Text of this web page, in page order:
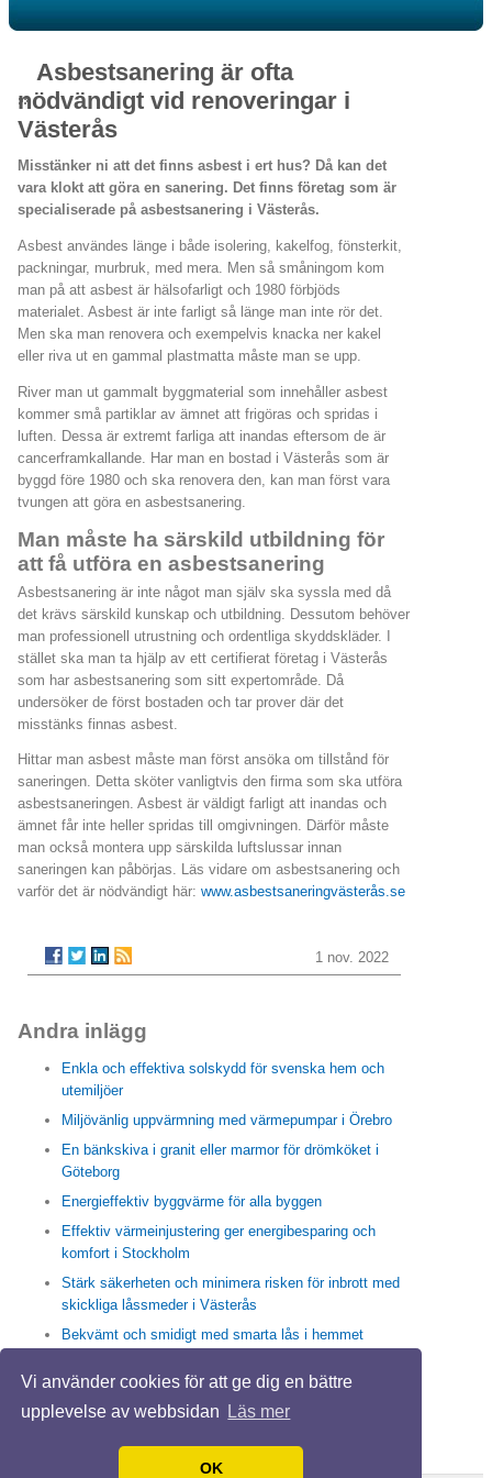
Vi använder cookies för att ge dig en bättre
upplevelse av webbsidan
Läs mer
OK
Asbestsanering är ofta
nödvändigt vid renoveringar i
Västerås
Misstänker ni att det finns asbest i ert hus? Då kan det
vara klokt att göra en sanering. Det finns företag som är
specialiserade på asbestsanering i Västerås.
Asbest användes länge i både isolering, kakelfog, fönsterkit,
packningar, murbruk, med mera. Men så småningom kom
man på att asbest är hälsofarligt och 1980 förbjöds
materialet. Asbest är inte farligt så länge man inte rör det.
Men ska man renovera och exempelvis knacka ner kakel
eller riva ut en gammal plastmatta måste man se upp.
River man ut gammalt byggmaterial som innehåller asbest
kommer små partiklar av ämnet att frigöras och spridas i
luften. Dessa är extremt farliga att inandas eftersom de är
cancerframkallande. Har man en bostad i Västerås som är
byggd före 1980 och ska renovera den, kan man först vara
tvungen att göra en asbestsanering.
Man måste ha särskild utbildning för
att få utföra en asbestsanering
Asbestsanering är inte något man själv ska syssla med då
det krävs särskild kunskap och utbildning. Dessutom behöver
man professionell utrustning och ordentliga skyddskläder. I
stället ska man ta hjälp av ett certifierat företag i Västerås
som har asbestsanering som sitt expertområde. Då
undersöker de först bostaden och tar prover där det
misstänks finnas asbest.
Hittar man asbest måste man först ansöka om tillstånd för
saneringen. Detta sköter vanligtvis den firma som ska utföra
asbestsaneringen. Asbest är väldigt farligt att inandas och
ämnet får inte heller spridas till omgivningen. Därför måste
man också montera upp särskilda luftslussar innan
saneringen kan påbörjas. Läs vidare om asbestsanering och
varför det är nödvändigt här: www.asbestsaneringvästerås.se
1 nov. 2022
Andra inlägg
Enkla och effektiva solskydd för svenska hem och
utemiljöer
Miljövänlig uppvärmning med värmepumpar i Örebro
En bänkskiva i granit eller marmor för drömköket i
Göteborg
Energieffektiv byggvärme för alla byggen
Effektiv värmeinjustering ger energibesparing och
komfort i Stockholm
Stärk säkerheten och minimera risken för inbrott med
skickliga låssmeder i Västerås
Bekvämt och smidigt med smarta lås i hemmet
Stockholm för friska rör och rent avlopp
Trappstädning i Stockholm skapar en trivsam vardag
IMD ger hållbara energilösning för en BRF